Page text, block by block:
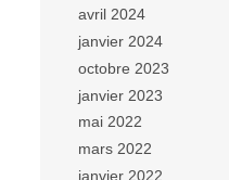
avril 2024
janvier 2024
octobre 2023
janvier 2023
mai 2022
mars 2022
janvier 2022